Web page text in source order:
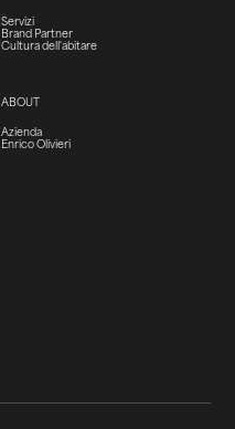
Servizi
Brand Partner
Cultura dell'abitare
ABOUT
Azienda
Enrico Olivieri